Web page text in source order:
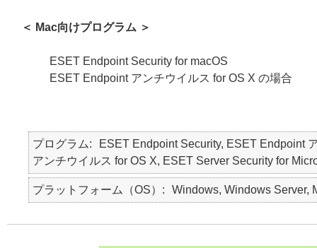
＜ Mac向けプログラム ＞
ESET Endpoint Security for macOS
ESET Endpoint アンチウイルス for OS X の場合
プログラム
ESET Endpoint Security, ESET Endpoint
アンチウイルス for OS X, ESET Server Security for
プラットフォーム（OS） Windows, Windows Server,